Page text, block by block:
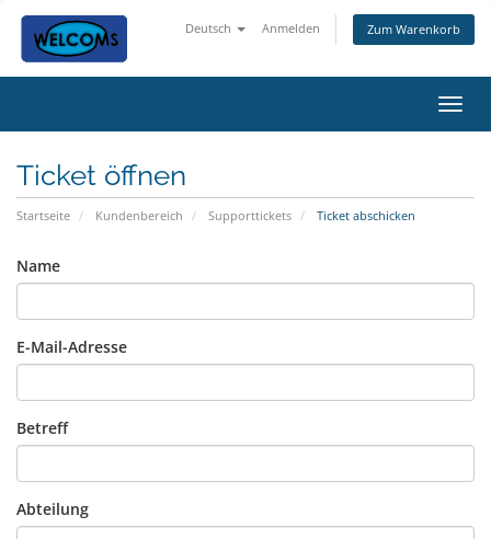
Deutsch Anmelden Zum Warenkorb
Ticket öffnen
Startseite Kundenbereich Supporttickets Ticket abschicken
Name
E-Mail-Adresse
Betreff
Abteilung